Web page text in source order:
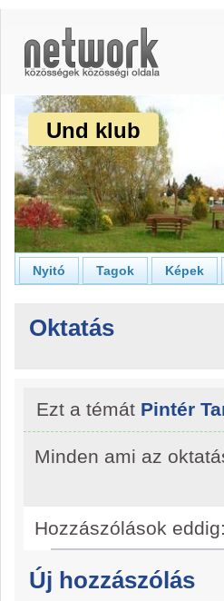
Und klub
Nyitó Tagok Képek
Oktatás
Ezt a témát Pintér
Minden ami az
Hozzászólások eddig:
Új hozzászólás